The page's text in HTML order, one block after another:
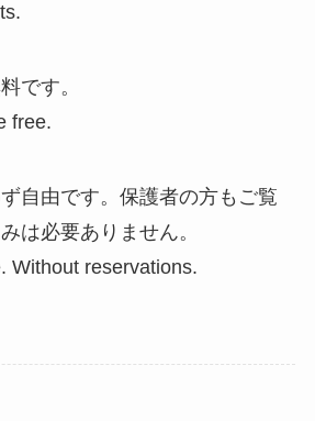
です。
free.
自由です。保護者の方もご覧
は必要ありません。
Without reservations.